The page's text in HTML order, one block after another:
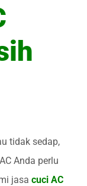
tidak sedap,
Anda perlu
jasa cuci AC